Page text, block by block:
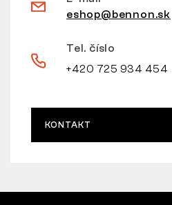
eshop@bennon.sk
Tel. číslo
+420 725 934 454
KONTAKT